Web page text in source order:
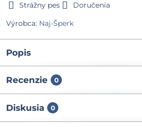
Strážny pes
Doručenia
Výrobca: Naj-Šperk
Popis
Recenzie 0
Diskusia 0